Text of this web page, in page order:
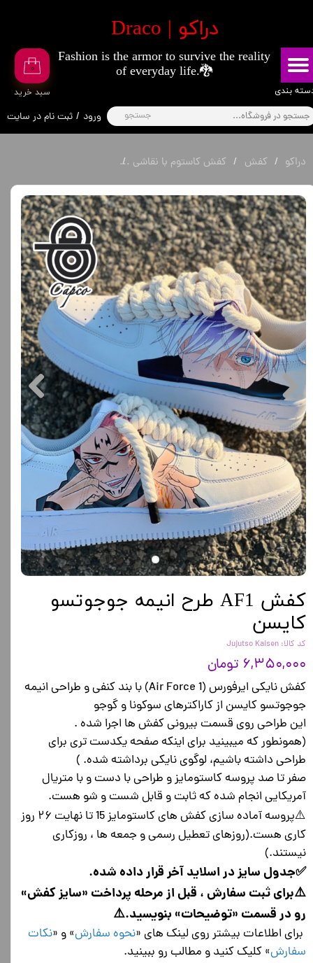
​دراکو | Draco
۰
جستجو ورود / ثبت نام در سایت
تغییر گذر واژه
سفارشات
خروج از حساب کاربری
​سبد خرید
Fashion is the armor to survive the reality
of everyday life.🐉
بندی
دراکو کفش کفش کاستوم با نقاشی
کفش AF1 طرح انیمه جوجوتسو
کایسن
کد کالا: Jujutso Kaisen
۶,۳۵۰,۰۰۰ تومان
کفش نایکی ایرفورس (Air Force 1) با بند کنفی و طراحی انیمه
جوجوتسو کایسن از کاراکترهای سوکونا و گوجو
این طراحی روی قسمت بیرونی کفش ها اجرا شده .
(همونطور که میبینید برای اینکه صفحه یکدست تری برای
طراحی داشته باشیم، لوگوی نایکی برداشته شده. )
صفر تا صد پروسه کاستومایز و طراحی با دست و با متریال
آمریکایی انجام شده که ثابت و قابل شست و شو هست.
⚠️پروسه آماده سازی کفش های کاستومایز 15 تا نهایت ۲۶ روز
کاری هست.(روزهای تعطیل رسمی و جمعه ها ، روزکاری
نیستند.)
✅جدول سایز در اسلاید آخر قرار داده شده.
⚠️برای ثبت سفارش ، قبل از مرحله پرداخت «سایز کفش»
رو در قسمت «توضیحات» بنویسید.⚠️
برای اطلاعات بیشتر روی لینک های «نحوه سفارش» و «نکات
سفارش» کلیک کنید و مطالب رو ببینید.